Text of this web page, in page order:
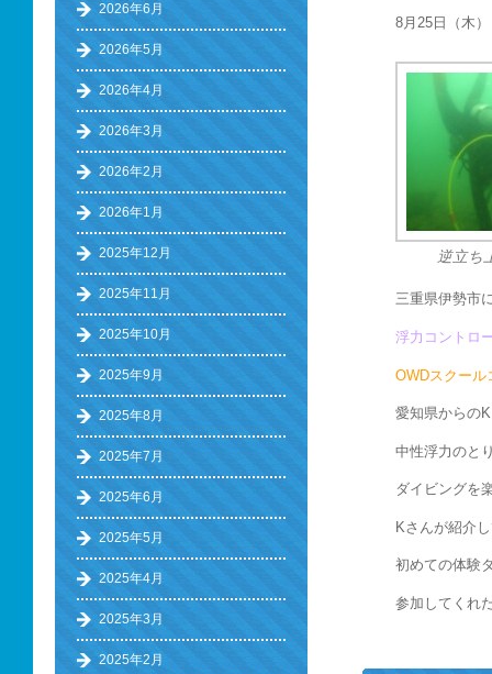
8月25日（木）
逆立ち
三重県伊勢市
浮力コントロ
OWDスクール
愛知県からの
中性浮力のと
ダイビングを
Kさんが紹介
初めての体験
参加してくれ
2026年6月
2026年5月
2026年4月
2026年3月
2026年2月
2026年1月
2025年12月
2025年11月
2025年10月
2025年9月
2025年8月
2025年7月
2025年6月
2025年5月
2025年4月
2025年3月
2025年2月